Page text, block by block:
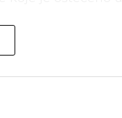
otvori na
i pacijenti vratiti